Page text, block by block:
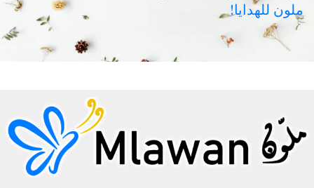
ملون للهدايا!